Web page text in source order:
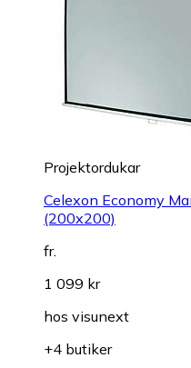
Projektordukar
Celexon Economy
(200x200)
fr.
1 099 kr
hos visunext
+4 butiker